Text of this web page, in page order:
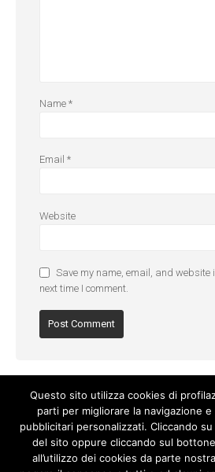
Name *
Email *
Website
Save my name, email, and website
next time I comment.
Questo sito utilizza cookies di
parti per migliorare la navigazione
pubblicitari personalizzati. Cliccando
del sito oppure cliccando sul
all’utilizzo dei cookies da parte